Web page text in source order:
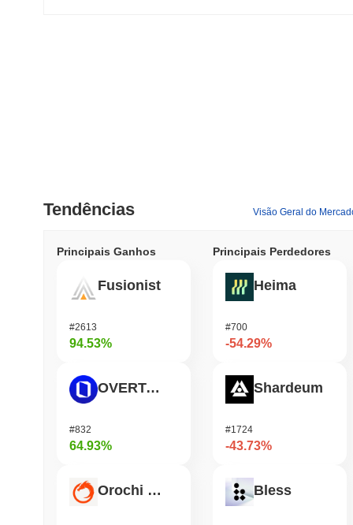
Tendências Visão Geral do
Principais Ganhos
Fusionist
#2613
94.53%
OVERTAKE
#832
64.93%
Orochi Network
Principais Perdedores
Heima
#700
-54.29%
Shardeum
#1724
-43.73%
Bless